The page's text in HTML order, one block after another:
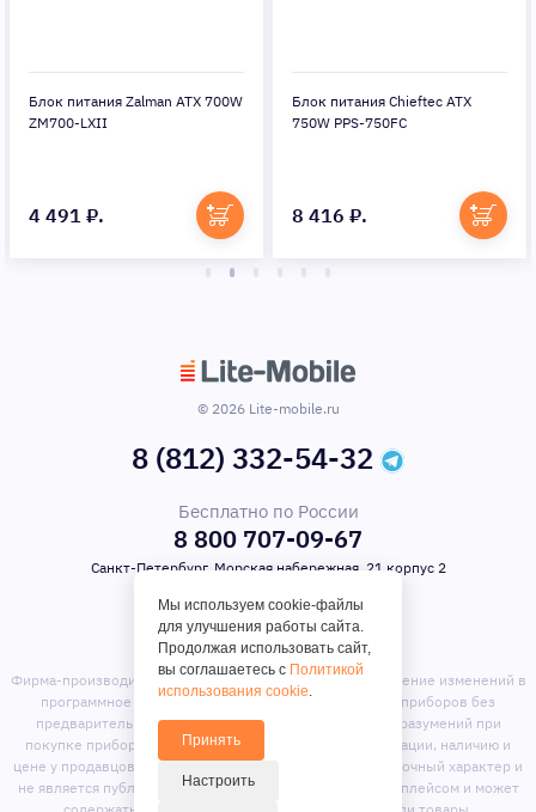
Блок питания Zalman ATX 700W
ZM700-LXII
4 491 ₽.
Блок питания Chieftec ATX
750W PPS-750FC
8 416 ₽.
© 2026 Lite-mobile.ru
8 (812) 332-54-32
Бесплатно по России
8 800 707-09-67
Санкт-Петербург, Морская набережная, 21 корпус 2
Фирма-производитель оставляет за собой право на внесение изменений в
программное обеспечение, дизайн и комплектацию приборов без
предварительного уведомления. Во избежание недоразумений при
покупке приборов уточняйте информацию о комплектации, наличию и
цене у продавцов. Вся информация на сайте носит справочный характер и
не является публичной офертой. Сайт является маркет-плейсом и может
Мы используем cookie-файлы
для улучшения работы сайта.
Продолжая использовать сайт,
вы соглашаетесь с Политикой
использования cookie.
Принять
Настроить